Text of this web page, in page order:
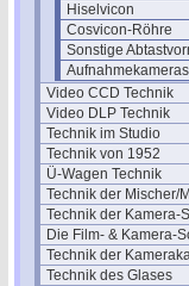
Hiselvicon
Cosvicon-Röhre
Sonstige
Video CCD Technik
Video DLP Technik
Technik im Studio
Technik von 1952
Ü-Wagen Technik
Technik der Mischer/
Technik der Kamera-
Die Film- & Kamera-
Technik der
Technik des Glases